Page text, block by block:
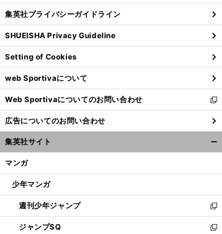
る
し
い
ウ
ィ
ン
ド
ウ
で
開
く
集英社プライバシーガイドライン
SHUEISHA Privacy Guideline
Setting of Cookies
web Sportivaについて
Web Sportivaについてのお問い合わせ
新
し
い
ウ
ィ
ン
ウ
開
く
広告についてのお問い合わせ
集英社サイト
マンガ
少年マンガ
週刊少年ジャンプ
新
し
い
ジャンプSQ
新